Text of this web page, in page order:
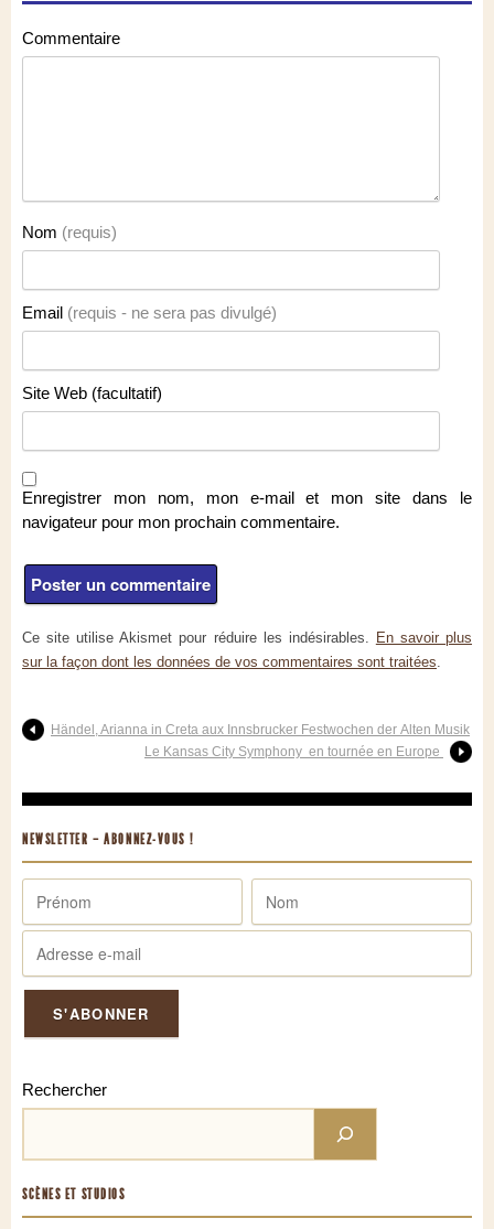
Commentaire
Nom (requis)
Email (requis - ne sera pas divulgé)
Site Web (facultatif)
Enregistrer mon nom, mon e-mail et mon site dans le
navigateur pour mon prochain commentaire.
Ce site utilise Akismet pour réduire les indésirables. En savoir plus
sur la façon dont les données de vos commentaires sont traitées.
Händel, Arianna in Creta aux Innsbrucker Festwochen der Alten Musik
Le Kansas City Symphony en tournée en Europe
NEWSLETTER – ABONNEZ-VOUS !
Rechercher
SCÈNES ET STUDIOS